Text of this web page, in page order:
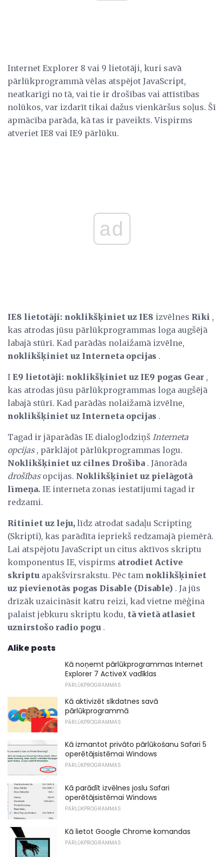
Internet Explorer 8 vai 9 lietotāji, kuri savā
pārlūkprogrammā vēlas atspējot JavaScript,
neatkarīgi no tā, vai tie ir drošības vai attīstības
nolūkos, var izdarīt tikai dažus vienkāršus soļus. Šī
apmācība parāda, kā tas ir paveikts. Vispirms
atveriet IE8 vai IE9 pārlūku.
ad
IE8 lietotāji: noklikšķiniet uz IE8 izvēlnes Rīki ,
kas atrodas jūsu pārlūkprogrammas loga augšējā
labajā stūrī. Kad parādās nolaižamā izvēlne,
noklikšķiniet uz Interneta opcijas .
I E9 lietotāji: noklikšķiniet uz IE9 pogas Gear ,
kas atrodas jūsu pārlūkprogrammas loga augšējā
labajā stūrī. Kad parādās nolaižamā izvēlne,
noklikšķiniet uz Interneta opcijas .
Tagad ir jāparādās IE dialoglodziņš Interneta
opcijas, pārklājot pārlūkprogrammas logu.
Noklikšķiniet uz cilnes Drošība . Jānorāda
drošībasopcijas. Noklikšķiniet uz pielāgotā
līmeņa. IE interneta zonas iestatījumi tagad ir
redzami.
Ritiniet uz leju, līdz atrodat sadaļu Scripting
(Skripti), kas parādīta iepriekš redzamajā piemērā.
Lai atspējotu JavaScript un citus aktīvos skriptu
komponentus IE, vispirms atrodiet Active
skriptu apakšvirsrakstu. Pēc tam noklikšķiniet
uz pievienotās pogas Disable (Disable) . Ja jūs
drīzāk uzaicināsit katru reizi, kad vietne mēģina
palaist jebkuru skriptu kodu, tā vietā atlasiet
uznirstošo radio pogu .
Alike posts
Kā noņemt pārlūkprogrammas Internet
Explorer 7 ActiveX vadīklas
PĀRLŪKPROGRAMMAS
Kā aktivizēt sīkdatnes savā
pārlūkprogrammā
PĀRLŪKPROGRAMMAS
Kā izmantot privāto pārlūkošanu Safari 5
operētājsistēmai Windows
PĀRLŪKPROGRAMMAS
Kā parādīt izvēlnes joslu Safari
operētājsistēmai Windows
PĀRLŪKPROGRAMMAS
Kā lietot Google Chrome komandas
PĀRLŪKPROGRAMMAS